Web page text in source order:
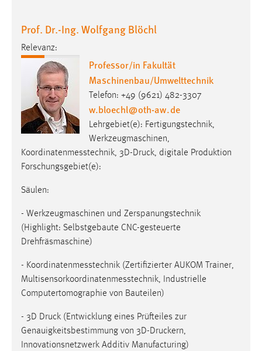
Prof. Dr.-Ing. Wolfgang Blöchl
Relevanz:
Professor/in Fakultät
Maschinenbau/Umwelttechnik
Telefon: +49 (9621) 482-3307
w.bloechl@oth-aw.de
Lehrgebiet(e): Fertigungstechnik,
Werkzeugmaschinen,
Koordinatenmesstechnik, 3D-Druck, digitale Produktion
Forschungsgebiet(e):
Säulen:
- Werkzeugmaschinen und Zerspanungstechnik
(Highlight: Selbstgebaute CNC-gesteuerte
Drehfräsmaschine)
- Koordinatenmesstechnik (Zertifizierter AUKOM Trainer,
Multisensorkoordinatenmesstechnik, Industrielle
Computertomographie von Bauteilen)
- 3D Druck (Entwicklung eines Prüfteiles zur
Genauigkeitsbestimmung von 3D-Druckern,
Innovationsnetzwerk Additiv Manufacturing)